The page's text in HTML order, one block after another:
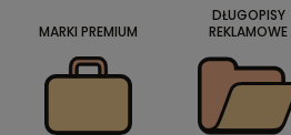
MARKI PREMIUM
DŁUGOPISY
REKLAMOWE